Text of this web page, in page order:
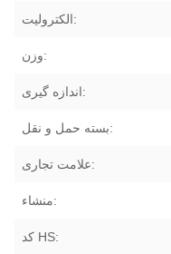
الکترولیت:
وزن:
اندازه گیری:
بسته حمل و نقل:
علامت تجاری:
منشاء:
کد HS: